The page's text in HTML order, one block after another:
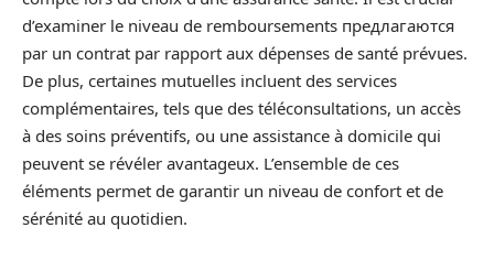
d’examiner le niveau de remboursements предлагаются
par un contrat par rapport aux dépenses de santé prévues.
De plus, certaines mutuelles incluent des services
complémentaires, tels que des téléconsultations, un accès
à des soins préventifs, ou une assistance à domicile qui
peuvent se révéler avantageux. L’ensemble de ces
éléments permet de garantir un niveau de confort et de
sérénité au quotidien.